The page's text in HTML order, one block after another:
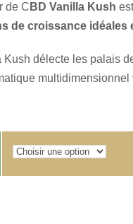
de C BD Vanilla Kush
de croissance idéales
Kush délecte les palais
multidimensionnel